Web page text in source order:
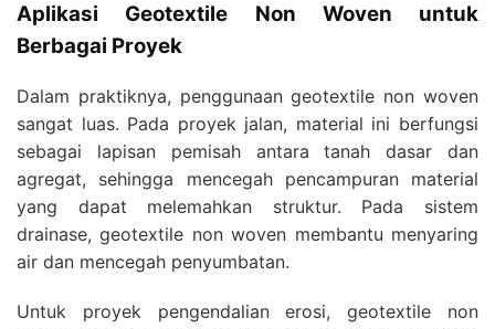
Aplikasi Geotextile Non Woven untuk
Berbagai Proyek
Dalam praktiknya, penggunaan geotextile non woven
sangat luas. Pada proyek jalan, material ini berfungsi
sebagai lapisan pemisah antara tanah dasar dan
agregat, sehingga mencegah pencampuran material
yang dapat melemahkan struktur. Pada sistem
drainase, geotextile non woven membantu menyaring
air dan mencegah penyumbatan.
Untuk proyek pengendalian erosi, geotextile non